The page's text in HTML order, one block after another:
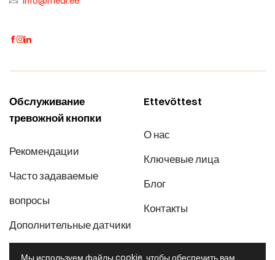
Мы используем файлы cookie, чтобы обеспечить вам
Обслуживание
тревожной кнопки
Рекомендации
Часто задаваемые
вопросы
Дополнительные датчики
Ettevõttest
О нас
Ключевые лица
Блог
Контакты